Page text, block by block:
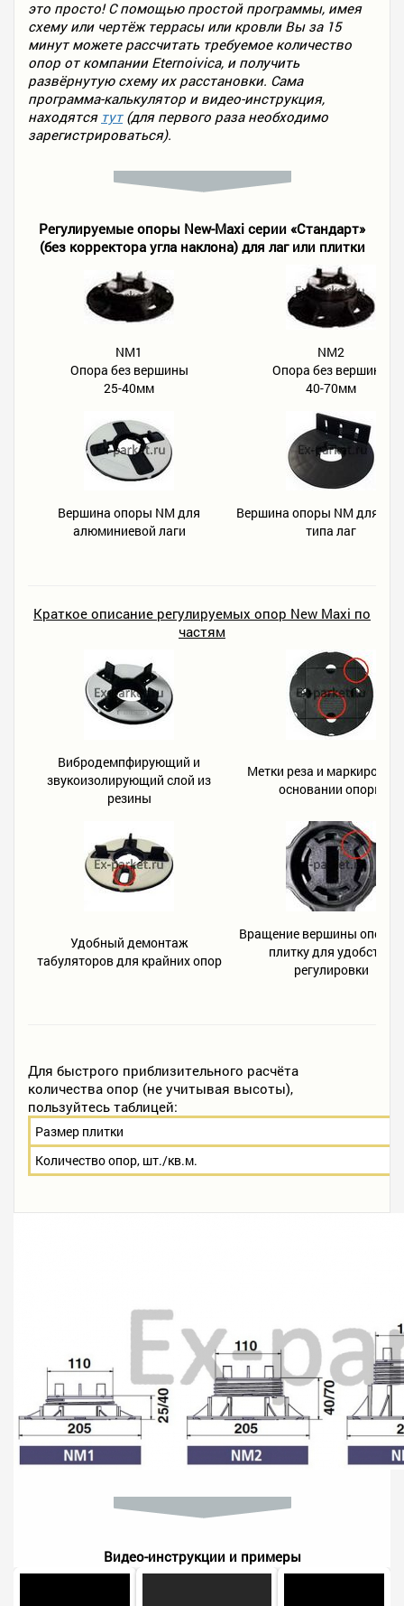
это просто! С помощью простой программы, имея
схему или чертёж террасы или кровли Вы за 15
минут можете рассчитать требуемое количество
опор от компании Eternoivica, и получить
развёрнутую схему их расстановки. Сама
программа-калькулятор и видео-инструкция,
находятся тут(для первого раза необходимо
зарегистрироваться).
Регулируемые опоры New-Maxi серии «Стандарт»
(без корректора угла наклона) для лаг или плитки
NM1
Опора без вершины
25-40мм
NM2
Опора без вершины
40-70мм
Вершина опоры NM для
алюминиевой лаги
Вершина опоры NM для
типа лаг
Краткое описание регулируемых опор New Maxi по
частям
Вибродемпфирующий и
звукоизолирующий слой из
резины
Метки реза и маркировки
основании опоры
Удобный демонтаж
табуляторов для крайних опор
Вращение вершины опоры
плитку для удобства
регулировки
Для быстрого приблизительного расчёта
количества опор (не учитывая высоты),
пользуйтесь таблицей:
Размер плитки
Количество опор, шт./кв.м.
Видео-инструкции и примеры